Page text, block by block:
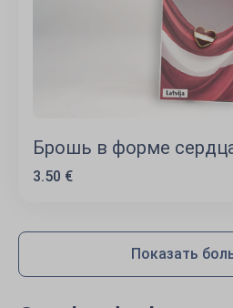
Брошь в форме
3.50 €
Показать